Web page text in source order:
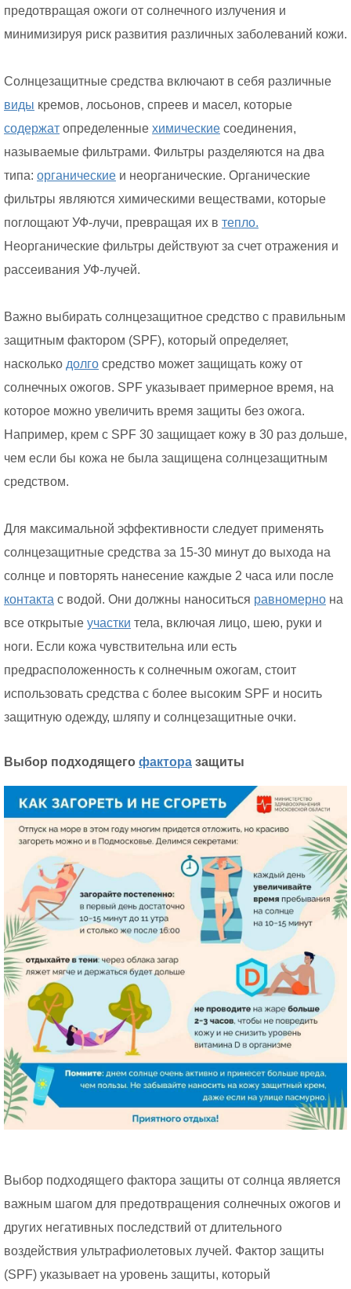
предотвращая ожоги от солнечного излучения и
минимизируя риск развития различных заболеваний кожи.
Солнцезащитные средства включают в себя различные
виды кремов, лосьонов, спреев и масел, которые
содержат определенные химические соединения,
называемые фильтрами. Фильтры разделяются на два
типа: органические и неорганические. Органические
фильтры являются химическими веществами, которые
поглощают УФ-лучи, превращая их в тепло.
Неорганические фильтры действуют за счет отражения и
рассеивания УФ-лучей.
Важно выбирать солнцезащитное средство с правильным
защитным фактором (SPF), который определяет,
насколько долго средство может защищать кожу от
солнечных ожогов. SPF указывает примерное время, на
которое можно увеличить время защиты без ожога.
Например, крем с SPF 30 защищает кожу в 30 раз дольше,
чем если бы кожа не была защищена солнцезащитным
средством.
Для максимальной эффективности следует применять
солнцезащитные средства за 15-30 минут до выхода на
солнце и повторять нанесение каждые 2 часа или после
контакта с водой. Они должны наноситься равномерно на
все открытые участки тела, включая лицо, шею, руки и
ноги. Если кожа чувствительна или есть
предрасположенность к солнечным ожогам, стоит
использовать средства с более высоким SPF и носить
защитную одежду, шляпу и солнцезащитные очки.
Выбор подходящего фактора защиты
Выбор подходящего фактора защиты от солнца является
важным шагом для предотвращения солнечных ожогов и
других негативных последствий от длительного
воздействия ультрафиолетовых лучей. Фактор защиты
(SPF) указывает на уровень защиты, который